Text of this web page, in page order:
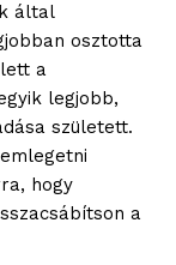
által
osztotta
a
legjobb,
született.
hogy
a